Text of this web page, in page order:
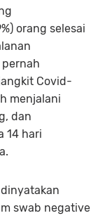
orang selesai
pernah
Covid-
menjalani
dan
14 hari
swab negative